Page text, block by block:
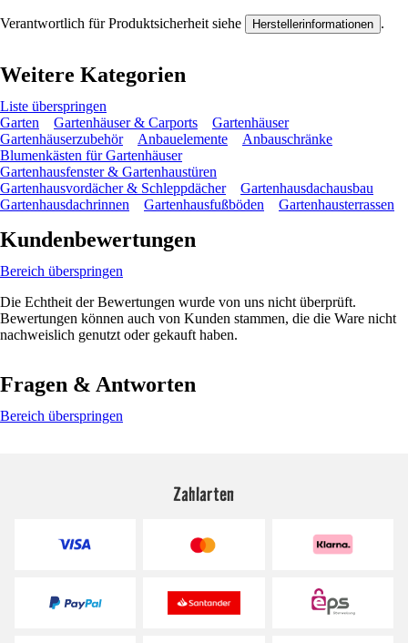
Verantwortlich für Produktsicherheit siehe Herstellerinformationen .
Weitere Kategorien
Liste überspringen
Garten
Gartenhäuser & Carports
Gartenhäuser
Gartenhäuserzubehör
Anbauelemente
Anbauschränke
Blumenkästen für Gartenhäuser
Gartenhausfenster & Gartenhaustüren
Gartenhausvordächer & Schleppdächer
Gartenhausdachausbau
Gartenhausdachrinnen
Gartenhausfußböden Gartenhausterrassen
Kundenbewertungen
Bereich überspringen
Die Echtheit der Bewertungen wurde von uns nicht überprüft.
Bewertungen können auch von Kunden stammen, die die Ware nicht
nachweislich genutzt oder gekauft haben.
Fragen & Antworten
Bereich überspringen
Zahlarten